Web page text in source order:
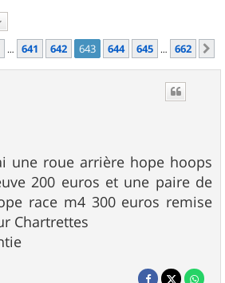
sur662
… 641 642 643 644 645 … 662
une roue arrière hope hoops
200 euros et une paire de
race m4 300 euros remise
Chartrettes